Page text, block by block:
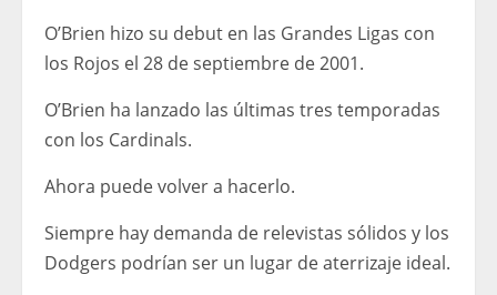
O’Brien hizo su debut en las Grandes Ligas con
los Rojos el 28 de septiembre de 2001.
O’Brien ha lanzado las últimas tres temporadas
con los Cardinals.
Ahora puede volver a hacerlo.
Siempre hay demanda de relevistas sólidos y los
Dodgers podrían ser un lugar de aterrizaje ideal.